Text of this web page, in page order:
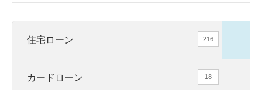
住宅ローン 216
カードローン 18